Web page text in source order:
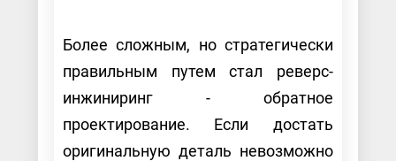
Более сложным, но стратегически
правильным путем стал реверс-
инжиниринг - обратное
проектирование. Если достать
оригинальную деталь невозможно